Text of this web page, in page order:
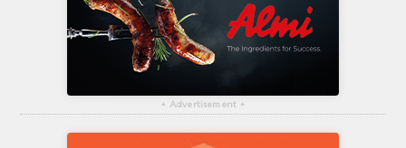
▴ Advertisement ▴